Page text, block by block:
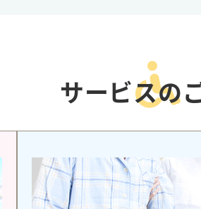
サービスの
ショートステイ（短期